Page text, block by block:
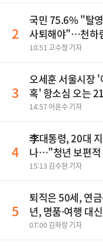
2
국민 75.6% "탈
사퇴해야"…천하
공개하라"
10:51 고수정 기자
3
오세훈 서울시장
혹' 항소심 오는
14:57 어윤수 기자
4
李대통령, 20대
나…"청년 보편적
15:13 김수현 기자
5
퇴직은 50세, 연
년, 명품·여행 대
07:00 김하랑 기자